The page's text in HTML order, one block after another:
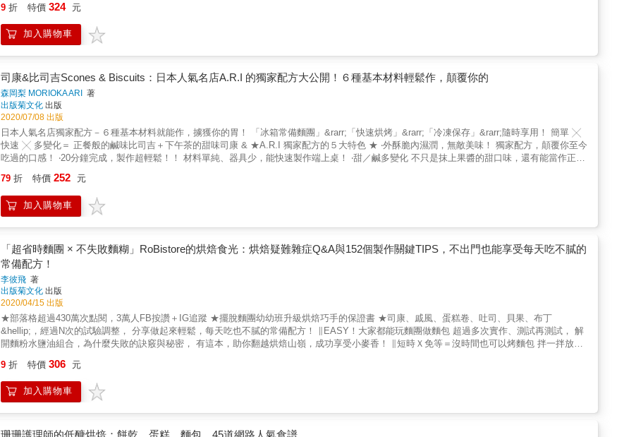
油的煎茶，凸顯了乳酪的風味，清爽不膩口讓人一吃上癮 & PART4 中國茶：＜茉莉花茶生巧克力＞ 柔滑細緻的生巧克力一放入口中，茉莉花茶
的華麗香氣立刻擴散開來 & &hellip;&hellip;還有更多絕妙組合等著你來試試！ & 4位日本人氣甜點研究家發揮本領， 相同的甜點也能有不同的驚
豔好滋味！ 豪華的製作陣容，精心設計發揮茶葉最大優點的甜點食譜， 分別介紹磅蛋糕、乳酪蛋糕、餅乾、瑪德蓮、布丁的作法， 讓各位能夠從
9 折 特價 324 元
加入購物車
司康&比司吉Scones & Biscuits：日本人氣名店A.R.I 的獨家配方大公開！６種基本材料輕鬆作，顛覆你的
森岡梨 MORIOKA ARI
著
出版菊文化 出版
2020/07/08 出版
日本人氣名店獨家配方－６種基本材料就能作，擄獲你的胃！ 「冰箱常備麵團」&rarr;「快速烘烤」&rarr;「冷凍保存」&rarr;隨時享用！ 簡單 ╳
快速 ╳ 多變化＝ 正餐般的鹹味比司吉＋下午茶的甜味司康 & ★A.R.I 獨家配方的５大特色 ★ ‧外酥脆內濕潤，無敵美味！ 獨家配方，顛覆你至今
吃過的口感！ ‧20分鐘完成，製作超輕鬆！！ 材料單純、器具少，能快速製作端上桌！ ‧甜／鹹多變化 不只是抹上果醬的甜口味，還有能當作正餐
都能烤。 甜／鹹獨家配方，吃不膩的絕妙風味！ & 英國人稱作司康Scones；美國人叫它比司吉Biscuits。作者森岡 梨在東京青山所經營的人氣糕
餅店「A.R.I」，五年來提供各種甜鹹的點心，包括本書中的司康比司吉。不只是搭配下午茶抹上奶油與果醬享用的司康，也有讓有點餓或是不愛
吃甜食的客人輕鬆品嚐，如同正餐般的鹹味比司吉。其中的豐富與變化，絕對超出你的想像！ & 司康與比司吉，可以透過冷凍保存。當你熟練了
學者也不會失敗！ & 本書中，有非常詳細的圖解步驟及做法，只要手邊有低筋麵粉、奶油、牛奶、細砂糖、鹽、泡打粉這6種材料，就能夠隨時快
速製作出各種司康 比司吉。 & 內容更細分為： ∥添加牛奶、雞蛋、鮮奶油的3種司康麵團 ∥添加牛奶的比司吉：藍莓司康、巧克力豆比司吉、細香
蔥芝麻比司吉、切達起司比司吉&hellip; ∥添加雞蛋的司康（比司吉）：杏桃乾與杏仁片司康、帕梅善起司比司吉、培根洋蔥比司吉&hellip; ∥添加
鮮奶油的司康（比司吉）：起司片司康、黑橄欖鯷魚比司吉、香草比司吉、無花果乾與綜合胡椒粒比司吉&hellip; ∥以司康與比司吉麵團，變化12
個月甜鹹點心：奶油草莓蛋糕風司康、黑櫻桃蛋糕、披薩風比司吉、番茄帕梅善起司比司吉、野菇濃湯比司吉、蘋果司康、黃桃盅司康&hellip; ∥
以同款麵團烤出各式形狀 ∥製作出美味烘烤點心－日本人氣名店A.R.I的祕訣 ∥司康與比司吉輕鬆取代早餐麵包！ 你可體驗到與過往經驗中所熟知
的「司康 比司吉」截然不同的口感。歡迎所有朋友一起來試試，願大家都能沈浸在製作的樂趣當中！
79 折 特價 252 元
加入購物車
「超省時麵團 × 不失敗麵糊」RoBistore的烘焙食光：烘焙疑難雜症Q&A與152個製作關鍵TIPS，不出門也能享受每天吃不膩的
常備配方！
李彼飛 著
出版菊文化 出版
2020/04/15 出版
★部落格超過430萬次點閱，3萬人FB按讚＋IG追蹤 ★擺脫麵團幼幼班升級烘焙巧手的保證書 ★司康、戚風、蛋糕卷、吐司、貝果、布丁
&hellip;，經過N次的試驗調整， 分享做起來輕鬆，每天吃也不膩的常備配方！ ∥EASY！大家都能玩麵團做麵包 超過多次實作、測試再測試， 解
開麵粉水鹽油組合，為什麼失敗的訣竅與秘密， 有這本，助你翻越烘焙山嶺，成功享受小麥香！ ∥短時Ｘ免等＝沒時間也可以烤麵包 拌一拌放冰
是私廚甜點店 零毛孔戚風、Ｑ彈嫩軟的蛋糕卷， 雙色、夾心、抹面、擠花&hellip;輕鬆變化， 快速擄獲全家的甜點胃！ ∥幼幼班也能驕傲端上桌
廚房新手也能做！ 外型美滋味棒，還有很多口味變化， 烘焙高手也會愛上的獨家配方！ ∥不開爐免烤箱，清爽品嚐 小廚房？沒有大烤箱？或是野
外露營？ 會攪拌就能完成的免烤甜點， 你一定要收藏！ ∥特別收錄：烘焙小秘訣 最基本的器具、應用製作上的小技巧， 不需要昂貴的設備就能
和大家一樣從網路上搜尋食譜自學，就在此時，認識了彼飛老師！看著老師的作品，常忍不住讚嘆：好美！好清新啊！張張作品照都像是明信片或
9 折 特價 306 元
加入購物車
珊珊護理師的低醣烘焙：餅乾、蛋糕、麵包，45道網路人氣食譜